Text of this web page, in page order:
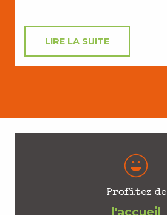
LIRE LA SUITE
Profitez de